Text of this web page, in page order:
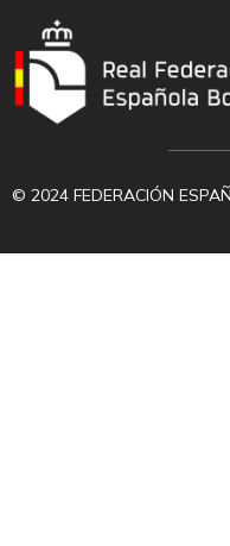
© 2024 FEDERACIÓN